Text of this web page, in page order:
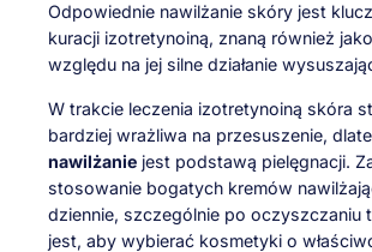
Odpowiednie nawilżanie skóry jest
kuracji izotretynoiną, znaną również
względu na jej silne działanie
W trakcie leczenia izotretynoiną skóra
bardziej wrażliwa na przesuszenie,
nawilżanie jest podstawą pielęgnacji.
stosowanie bogatych kremów
dziennie, szczególnie po oczyszczaniu
jest, aby wybierać kosmetyki o